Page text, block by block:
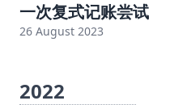
一次复式记账尝试
26 August 2023
2022